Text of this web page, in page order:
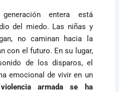
entera está
del miedo. Las niñas y
no caminan hacia la
con el futuro. En su lugar,
de los disparos, el
emocional de vivir en un
armada se ha